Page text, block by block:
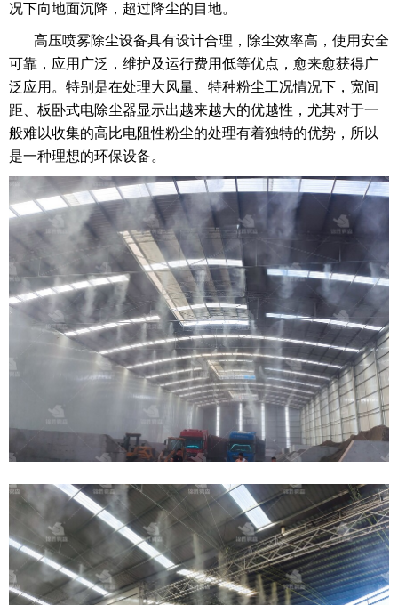
况下向地面沉降，超过降尘的目地。
高压喷雾除尘设备具有设计合理，除尘效率高，使用安全
可靠，应用广泛，维护及运行费用低等优点，愈来愈获得广
泛应用。特别是在处理大风量、特种粉尘工况情况下，宽间
距、板卧式电除尘器显示出越来越大的优越性，尤其对于一
般难以收集的高比电阻性粉尘的处理有着独特的优势，所以
是一种理想的环保设备。